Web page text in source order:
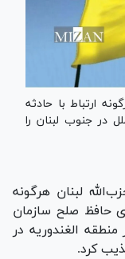
ارتباط با حادثه‌
در جنوب لبنان را
لبنان هرگونه
حافظ صلح سازمان
الغندوریه در
کرد.